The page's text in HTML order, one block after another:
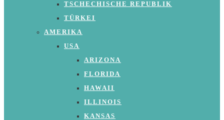
TSCHECHISCHE REPUBLIK
TÜRKEI
AMERIKA
USA
ARIZONA
FLORIDA
HAWAII
ILLINOIS
KANSAS